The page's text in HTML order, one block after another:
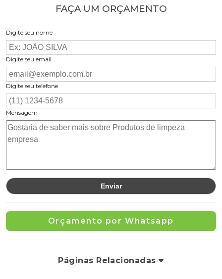
FAÇA UM ORÇAMENTO
Digite seu nome
Digite seu email
Digite seu telefone
Mensagem
Orçamento por Whatsapp
Páginas Relacionadas